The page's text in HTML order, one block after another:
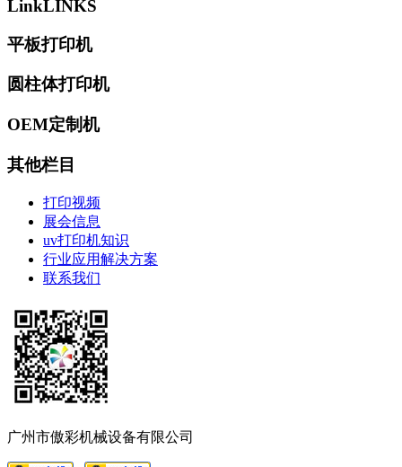
LinkLINKS
平板打印机
圆柱体打印机
OEM定制机
其他栏目
打印视频
展会信息
uv打印机知识
行业应用解决方案
联系我们
广州市傲彩机械设备有限公司